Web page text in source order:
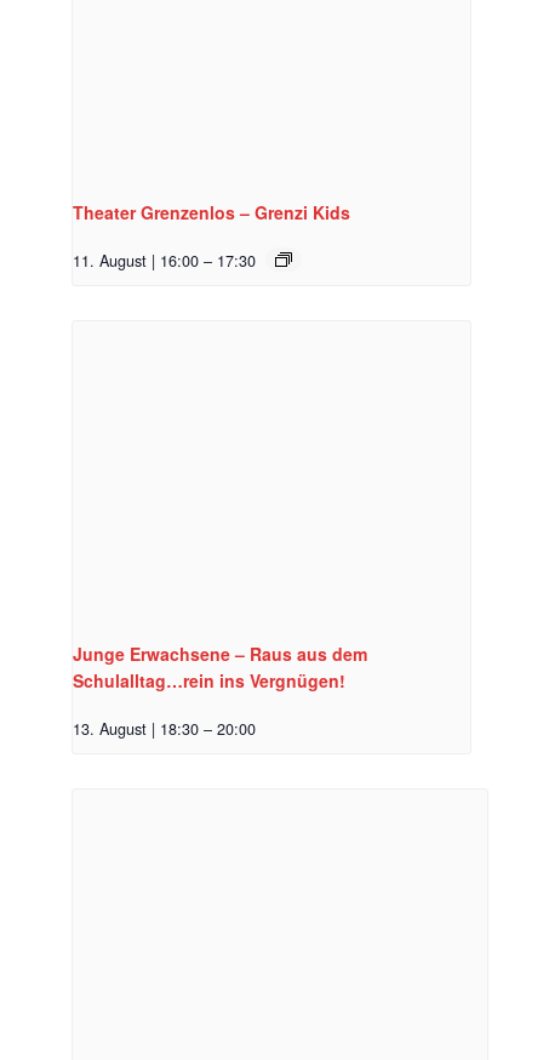
Theater Grenzenlos – Grenzi Kids
11. August | 16:00 – 17:30
Junge Erwachsene – Raus aus dem
Schulalltag…rein ins Vergnügen!
13. August | 18:30 – 20:00